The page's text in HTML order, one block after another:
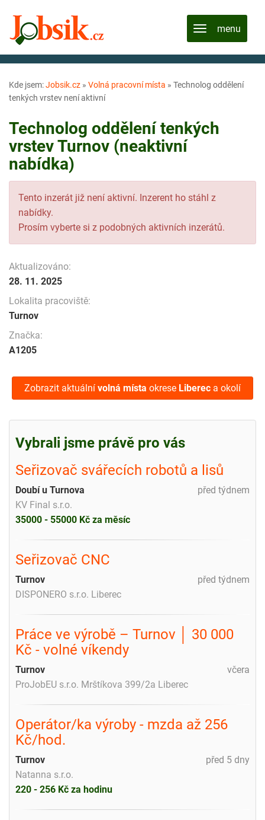
Kde jsem:Jobsik.cz » Volná pracovní místa » Technolog oddělení
tenkých vrstev není aktivní
Technolog oddělení tenkých
vrstev Turnov (neaktivní
nabídka)
Tento inzerát již není aktivní. Inzerent ho stáhl z
nabídky.
Prosím vyberte si z podobných aktivních inzerátů.
Aktualizováno:
28. 11. 2025
Lokalita pracoviště:
Turnov
Značka:
A1205
Zobrazit aktuální volná místa okrese Liberec a okolí
Vybrali jsme právě pro vás
Seřizovač svářecích robotů a lisů
před týdnem
Doubí u Turnova
KV Final s.r.o.
35000 - 55000 Kč za měsíc
Seřizovač CNC
před týdnem
Turnov
DISPONERO s.r.o. Liberec
Práce ve výrobě – Turnov │ 30 000
Kč - volné víkendy
včera
Turnov
ProJobEU s.r.o. Mrštíkova 399/2a Liberec
Operátor/ka výroby - mzda až 256
Kč/hod.
před 5 dny
Turnov
Natanna s.r.o.
220 - 256 Kč za hodinu